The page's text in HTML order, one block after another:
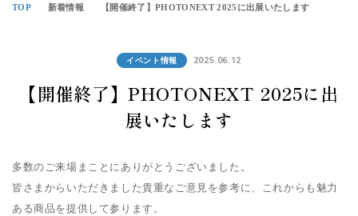
操作サポート
新着情報
TOP 新着情報 【開催終了】PHOTONEXT 2025に出展いたします
イベント情報 2025.06.12
【開催終了】PHOTONEXT 2025に出
展いたします
多数のご来場まことにありがとうございました。
皆さまからいただきました貴重なご意見を参考に、これからも魅力
ある商品を提供して参ります。